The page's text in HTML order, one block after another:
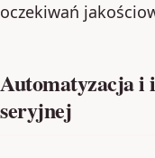
oczekiwań
Automatyzacja
seryjnej